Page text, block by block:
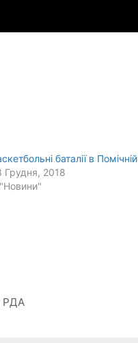
баталії в Помічній
Грудня, 2018
РДА